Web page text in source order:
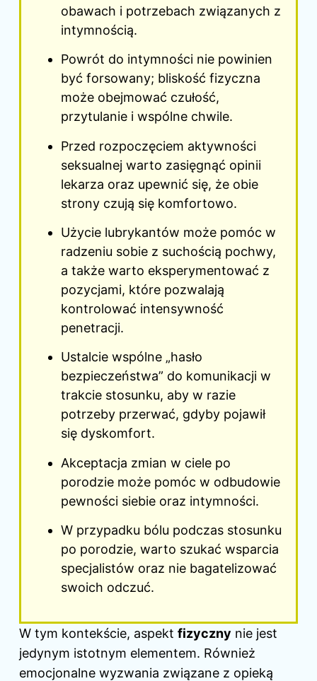
obawach i potrzebach związanych z
intymnością.
Powrót do intymności nie powinien
być forsowany; bliskość fizyczna
może obejmować czułość,
przytulanie i wspólne chwile.
Przed rozpoczęciem aktywności
seksualnej warto zasięgnąć opinii
lekarza oraz upewnić się, że obie
strony czują się komfortowo.
Użycie lubrykantów może pomóc w
radzeniu sobie z suchością pochwy,
a także warto eksperymentować z
pozycjami, które pozwalają
kontrolować intensywność
penetracji.
Ustalcie wspólne „hasło
bezpieczeństwa” do komunikacji w
trakcie stosunku, aby w razie
potrzeby przerwać, gdyby pojawił
się dyskomfort.
Akceptacja zmian w ciele po
porodzie może pomóc w odbudowie
pewności siebie oraz intymności.
W przypadku bólu podczas stosunku
po porodzie, warto szukać wsparcia
specjalistów oraz nie bagatelizować
swoich odczuć.
W tym kontekście, aspekt fizyczny nie jest
jedynym istotnym elementem. Również
emocjonalne wyzwania związane z opieką